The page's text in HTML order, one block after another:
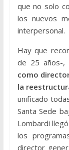
que no solo
los nuevos
interpersonal.
Hay que
de 25 años-,
como
la
unificado
Santa Sede
Lombardi
los
director